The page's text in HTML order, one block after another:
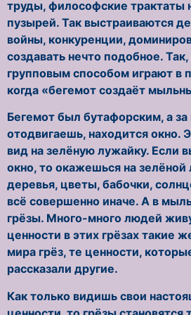
труды, философские трактаты
пузырей. Так выстраиваются
войны, конкуренции,
создавать нечто подобное.
групповым способом играют в
когда «бегемот создаёт
Бегемот был бутафорским, а за
отодвигаешь, находится окно.
вид на зелёную лужайку. Если
окно, то окажешься на зелёной
деревья, цветы, бабочки,
всё совершенно иначе. А в
грёзы. Много-много людей
ценности в этих грёзах такие
мира грёз, те ценности,
рассказали другие.
Как только видишь свои